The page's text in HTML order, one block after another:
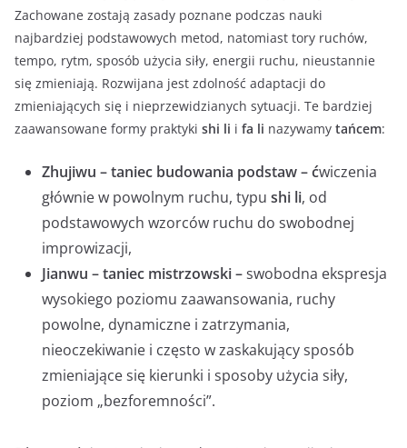
Zachowane zostają zasady poznane podczas nauki
najbardziej podstawowych metod, natomiast tory ruchów,
tempo, rytm, sposób użycia siły, energii ruchu, nieustannie
się zmieniają. Rozwijana jest zdolność adaptacji do
zmieniających się i nieprzewidzianych sytuacji. Te bardziej
zaawansowane formy praktyki shi li i fa li nazywamy tańcem:
Zhujiwu – taniec budowania podstaw– ćwiczenia
głównie w powolnym ruchu, typu shi li, od
podstawowych wzorców ruchu do swobodnej
improwizacji,
Jianwu – taniec mistrzowski –swobodna ekspresja
wysokiego poziomu zaawansowania, ruchy
powolne, dynamiczne i zatrzymania,
nieoczekiwanie i często w zaskakujący sposób
zmieniające się kierunki i sposoby użycia siły,
poziom „bezforemności”.